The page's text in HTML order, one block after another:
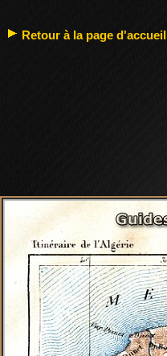
Retour à la page d'accueil